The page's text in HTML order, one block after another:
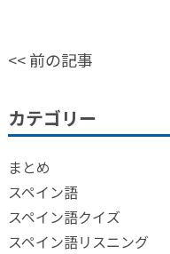
<<前の記事
カテゴリー
まとめ
スペイン語
スペイン語クイズ
スペイン語リスニング